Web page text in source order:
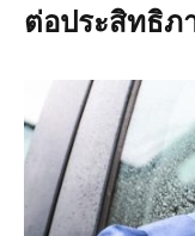
ต่อประสิทธิภ